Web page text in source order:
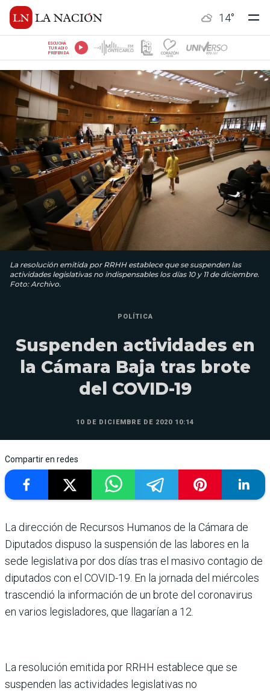
14°
ESCUCHÁ
TU RADIO
PREFERIDA
La resolución emitida por RRHH establece que se suspenden las
actividades legislativas no indispensables los días 10 y 11 de diciembre.
Foto: Archivo.
POLÍTICA
Suspenden actividades en
la Cámara Baja tras brote
del COVID-19
10 DE DICIEMBRE DE 2020 10:14
Compartir en redes
La dirección de Recursos Humanos de la Cámara de
Diputados dispuso la suspensión de las labores en la
sede legislativa por dos días tras el masivo contagio de
diputados con el COVID-19. En la jornada del miércoles
trascendió la información de un brote del coronavirus
en varios legisladores, que llagarían a 12.
La resolución emitida por RRHH establece que se
suspenden las actividades legislativas no